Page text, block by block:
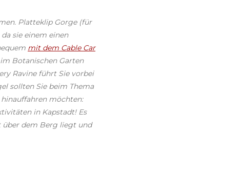
Platteklip Gorge (für
sie einem einen
mit dem Cable Car
Botanischen Garten
Ravine führt Sie vorbei
sollten Sie beim Thema
möchten:
in Kapstadt! Es
über dem Berg liegt und